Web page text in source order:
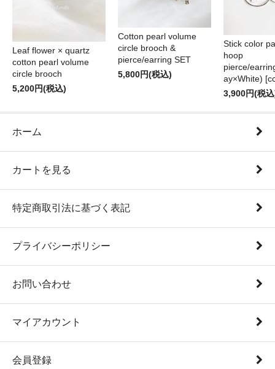
Leaf flower × quartz
cotton pearl volume
circle brooch
5,200円(税込)
Cotton pearl volume
circle brooch &
pierce/earring SET
5,800円(税込)
Stick color
hoop
pierce/
ay×White)
3,900円(税
ホーム
カートを見る
特定商取引法に基づく表記
プライバシーポリシー
お問い合わせ
マイアカウント
会員登録